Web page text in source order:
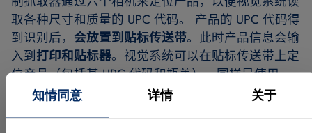
知情同意 详情 关于
取各种尺寸和质量的 UPC 代码。 产品的 UPC 代码得
到识别后， 会放置到贴标传送带。此时产品信息会输
入到打印和贴标器。视觉系统可以在贴标传送带上定
位产品（包括其 UPC 代码和瓶盖），同样是使用
HALCON 的手眼标定功能。 然后，Zebra 打印机会